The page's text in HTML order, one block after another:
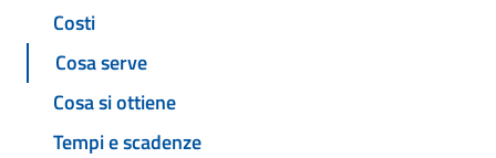
Costi
Cosa serve
Cosa si ottiene
Tempi e scadenze